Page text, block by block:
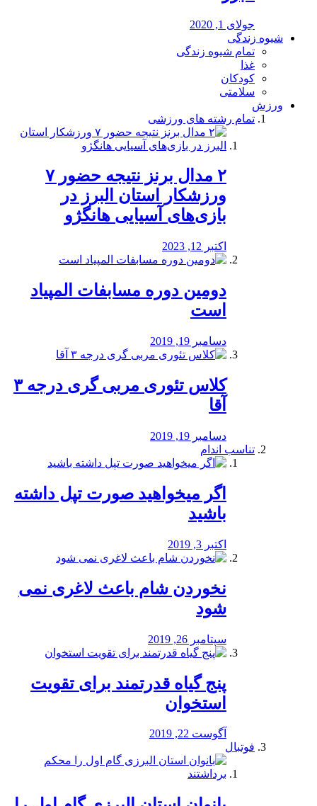
جولای 1, 2020
شیوه زندگی
تمام شیوه زندگی
غذا
کودکان
سلامتی
ورزش
تمام رشته های ورزشی
۲ مدال برنز نتیجه حضور ۷
ورزشکار استان البرز در
بازی‌های آسیایی هانگژو
اکتبر 12, 2023
دومین دوره مسابفات المپیاد
است
دسامبر 19, 2019
کلاس تئوری مربی گری درجه ۳
آقا
دسامبر 19, 2019
تناسب اندام
اگر میخواهید صورت تپل داشته
باشید
اکتبر 3, 2019
نخوردن شام باعث لاغری نمی
‌شود
سپتامبر 26, 2019
پنج گیاه قدرتمند برای تقویت
استخوان
آگوست 22, 2019
فوتبال